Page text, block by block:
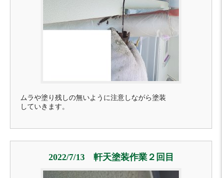
ムラや塗り残しの無いように注意しながら塗装
していきます。
2022/7/13 軒天塗装作業２回目